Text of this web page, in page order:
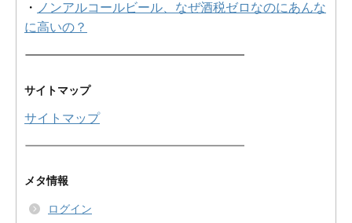
・
ノンアルコールビール、なぜ酒税ゼロなのにあんな
に高いの？
サイトマップ
サイトマップ
メタ情報
ログイン